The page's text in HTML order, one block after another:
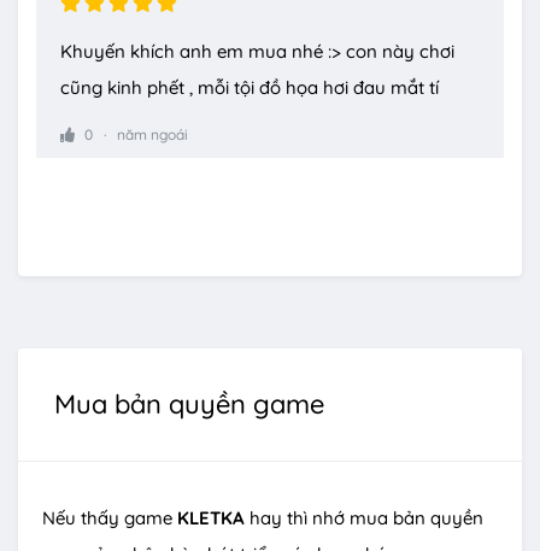
Khuyến khích anh em mua nhé :> con này chơi
cũng kinh phết , mỗi tội đồ họa hơi đau mắt tí
0 năm ngoái
Mua bản quyền game
Nếu thấy game KLETKA hay thì nhớ mua bản quyền